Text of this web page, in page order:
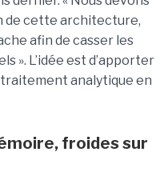
de cette architecture,
afin de casser les
». L’idée est d’apporter
traitement analytique en
froides sur